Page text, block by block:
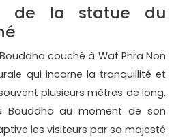
de la statue du
couché à Wat Phra Non
qui incarne la tranquillité et
plusieurs mètres de long,
Bouddha au moment de son
les visiteurs par sa majesté